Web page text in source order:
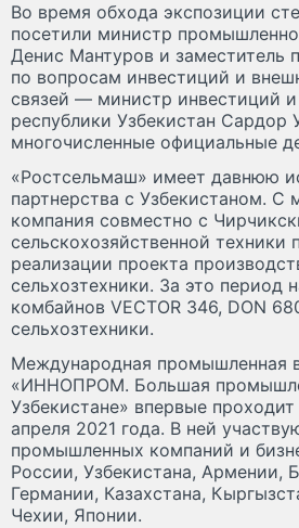
Во время обхода экспозиции
посетили министр
Денис Мантуров и заместитель
по вопросам инвестиций и
связей — министр инвестиций
республики Узбекистан Сардор
многочисленные официальные
«Ростсельмаш» имеет давнюю
партнерства с Узбекистаном. С
компания совместно с
сельскохозяйственной техники
реализации проекта
сельхозтехники. За это период
комбайнов VECTOR 346, DON
сельхозтехники.
Международная промышленная
«ИННОПРОМ. Большая
Узбекистане» впервые
апреля 2021 года. В ней
промышленных компаний и
России, Узбекистана, Армении,
Германии, Казахстана,
Чехии, Японии.